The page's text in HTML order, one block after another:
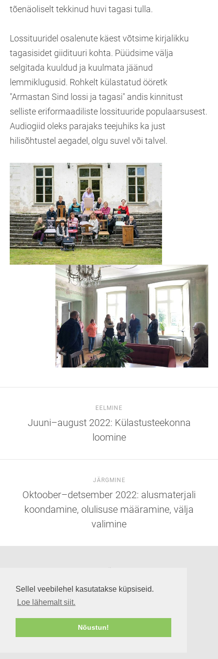
Sellel veebilehel kasutatakse küpsiseid.
Loe lähemalt siit.
Nõustun!
tõenäoliselt tekkinud huvi tagasi tulla.
Lossituuridel osalenute käest võtsime kirjalikku
tagasisidet giidituuri kohta. Püüdsime välja
selgitada kuuldud ja kuulmata jäänud
lemmiklugusid. Rohkelt külastatud ööretk
"Armastan Sind lossi ja tagasi" andis kinnitust
selliste eriformaadiliste lossituuride populaarsusest.
Audiogiid oleks parajaks teejuhiks ka just
hilisõhtustel aegadel, olgu suvel või talvel.
EELMINE
Juuni–august 2022: Külastusteekonna
loomine
JÄRGMINE
Oktoober–detsember 2022: alusmaterjali
koondamine, olulisuse määramine, välja
valimine
info@suuremoisaloss.ee
LOSSI LAHTIOLEKUAJAD